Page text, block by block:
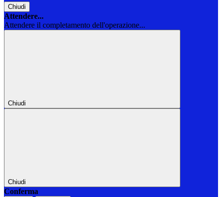
Chiudi
Attendere...
Attendere il completamento dell'operazione...
Chiudi
Chiudi
Conferma